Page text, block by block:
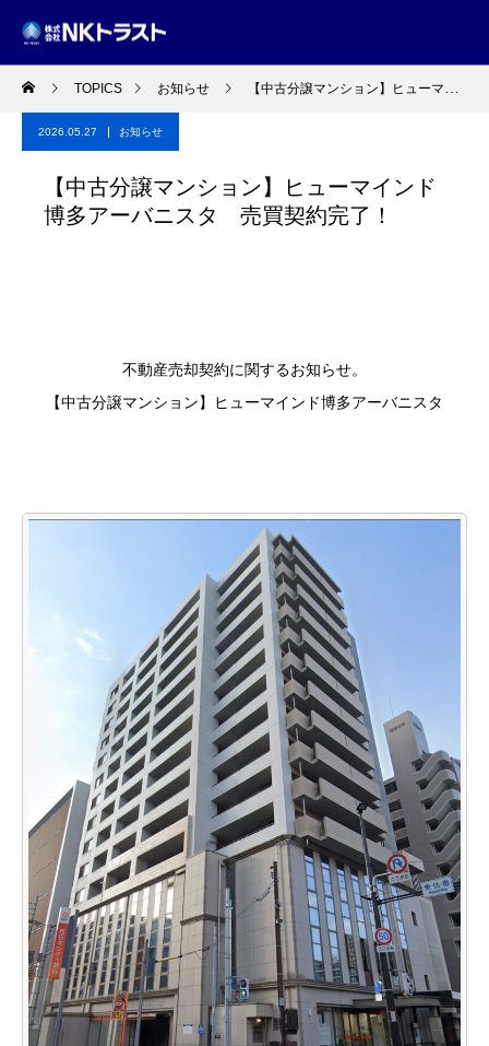
TOPICS お知らせ 【中古分譲マンション】ヒューマインド博多アーバニスタ 売買契約完了！
2026.05.27 お知らせ
【中古分譲マンション】ヒューマインド
博多アーバニスタ 売買契約完了！
不動産売却契約に関するお知らせ。
【中古分譲マンション】ヒューマインド博多アーバニスタ